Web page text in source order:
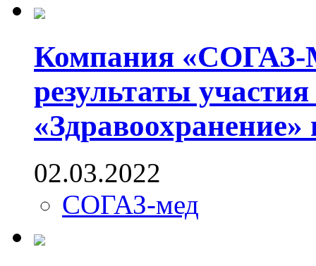
Компания «СОГАЗ-
результаты
02.03.2022
СОГАЗ-мед